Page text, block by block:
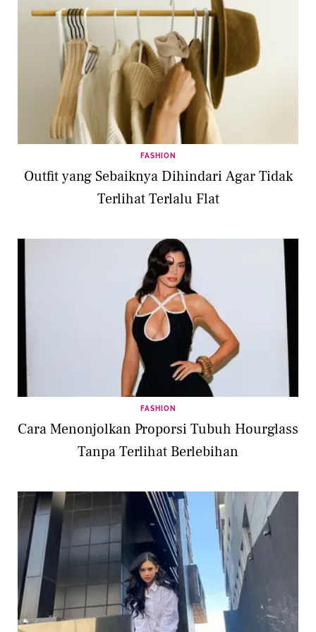
FASHION
Outfit yang Sebaiknya Dihindari Agar Tidak
Terlihat Terlalu Flat
FASHION
Cara Menonjolkan Proporsi Tubuh Hourglass
Tanpa Terlihat Berlebihan